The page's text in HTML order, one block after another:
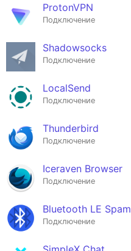
ProtonVPN
Подключение
Shadowsocks
Подключение
LocalSend
Подключение
Thunderbird
Подключение
Iceraven Browser
Подключение
Bluetooth LE Spam
Подключение